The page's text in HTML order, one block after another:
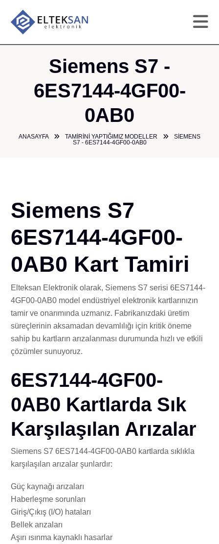
Siemens S7 -
6ES7144-4GF00-
0AB0
ANASAYFA TAMIRINI YAPTIĞIMIZ MODELLER
SIEMENS
S7 - 6ES7144-4GF00-0AB0
Siemens S7
6ES7144-4GF00-
0AB0 Kart Tamiri
Elteksan Elektronik olarak, Siemens S7 serisi 6ES7144-
4GF00-0AB0 model endüstriyel elektronik kartlarınızın
tamir ve onarımında uzmanız. Fabrikanızdaki üretim
süreçlerinin aksamadan devamlılığı için kritik öneme
sahip bu kartların arızalanması durumunda hızlı ve etkili
çözümler sunuyoruz.
6ES7144-4GF00-
0AB0 Kartlarda Sık
Karşılaşılan Arızalar
Siemens S7 6ES7144-4GF00-0AB0 kartlarda sıklıkla
karşılaşılan arızalar şunlardır:
Güç kaynağı arızaları
Haberleşme sorunları
Giriş/Çıkış (I/O) hataları
Bellek arızaları
Aşırı ısınma kaynaklı hasarlar